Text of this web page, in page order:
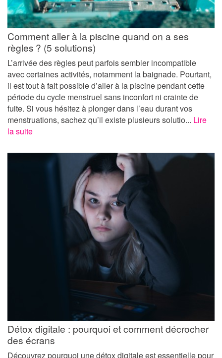
Comment aller à la piscine quand on a ses
règles ? (5 solutions)
L’arrivée des règles peut parfois sembler incompatible
avec certaines activités, notamment la baignade. Pourtant,
il est tout à fait possible d’aller à la piscine pendant cette
période du cycle menstruel sans inconfort ni crainte de
fuite. Si vous hésitez à plonger dans l’eau durant vos
menstruations, sachez qu’il existe plusieurs solutio... Lire
la suite
Détox digitale : pourquoi et comment décrocher
des écrans
Découvrez pourquoi une détox digitale est essentielle pour